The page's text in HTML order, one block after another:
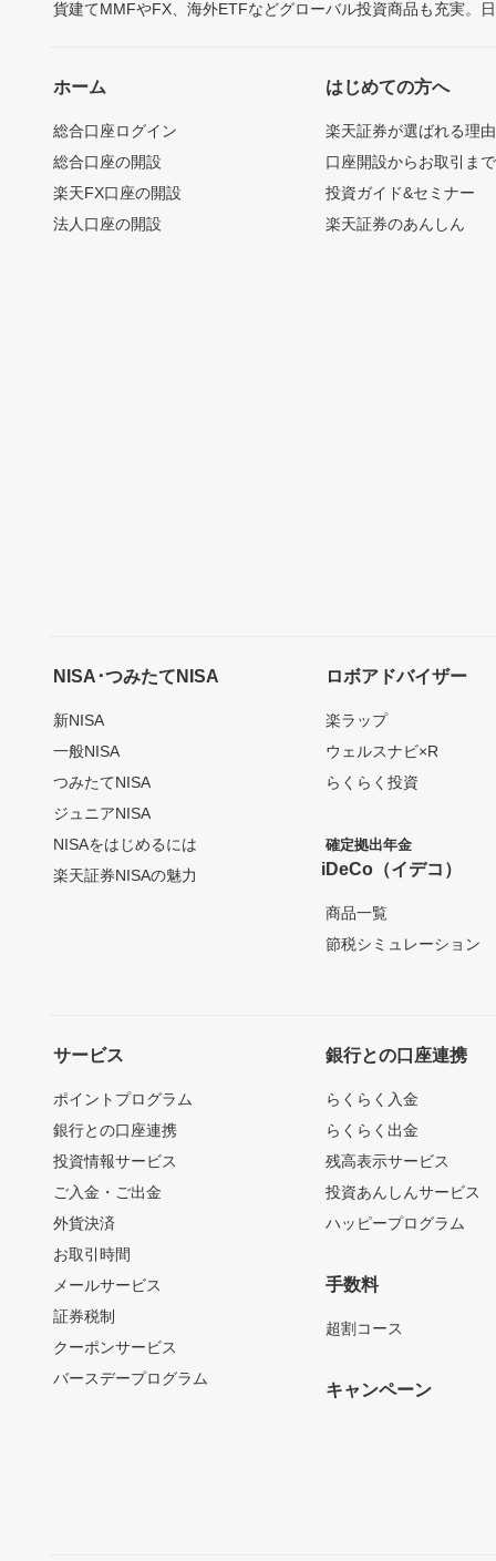
貨建てMMFやFX、海外ETFなどグローバル投資商品も充実。
ホーム
総合口座ログイン
総合口座の開設
楽天FX口座の開設
法人口座の開設
はじめての方へ
楽天証券が選ばれる理由
口座開設からお取引ま
投資ガイド&セミナー
楽天証券のあんしん
NISA･つみたてNISA
新NISA
一般NISA
つみたてNISA
ジュニアNISA
NISAをはじめるには
楽天証券NISAの魅力
ロボアドバイザー
楽ラップ
ウェルスナビ×R
らくらく投資
確定拠出年金
iDeCo（イデコ）
商品一覧
節税シミュレーション
サービス
ポイントプログラム
銀行との口座連携
投資情報サービス
ご入金・ご出金
外貨決済
お取引時間
メールサービス
証券税制
クーポンサービス
バースデープログラム
銀行との口座連携
らくらく入金
らくらく出金
残高表示サービス
投資あんしんサービス
ハッピープログラム
手数料
超割コース
キャンペーン